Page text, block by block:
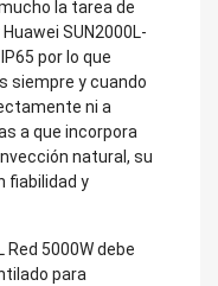
la tarea de
SUN2000L-
por lo que
siempre y cuando
ni a
a que incorpora
natural, su
fiabilidad y
Red 5000W debe
para